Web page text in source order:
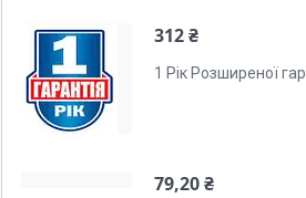
312 ₴
1 Рік Розширеної
79,20 ₴